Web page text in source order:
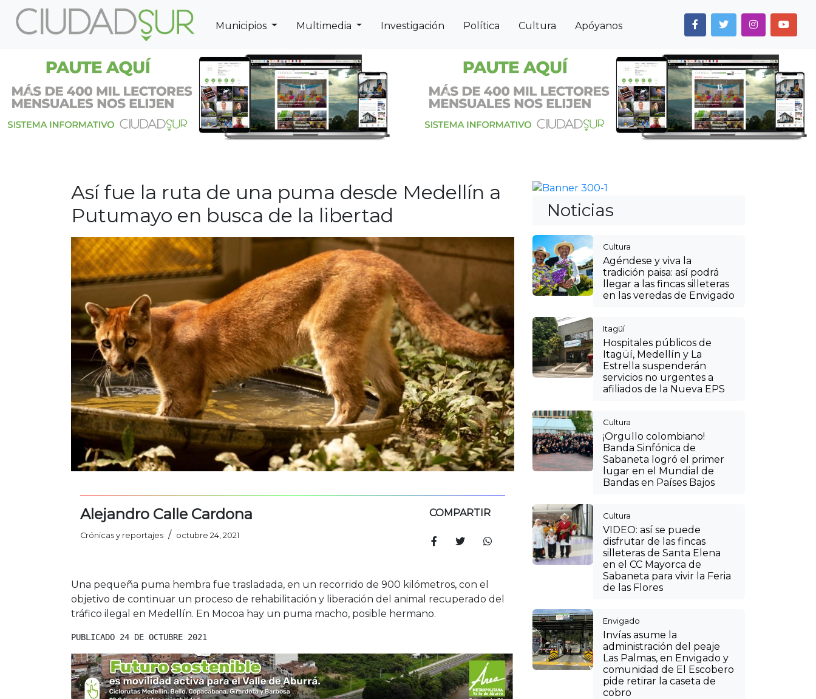
Municipios Multimedia Investigación Política Cultura Apóyanos
Previous Next Previous Next
Así fue la ruta de una puma desde Medellín a
Putumayo en busca de la libertad
Alejandro Calle Cardona
Una pequeña puma hembra fue trasladada, en un recorrido de 900 kilómetros, con el
objetivo de continuar un proceso de rehabilitación y liberación del animal recuperado del
Noticias
Cultura
Agéndese y viva la
tradición paisa: así podrá
llegar a las fincas silleteras
Itagüí
Hospitales públicos de
Itagüí, Medellín y La
Estrella suspenderán
servicios no urgentes a
Cultura
¡Orgullo colombiano!
Banda Sinfónica de
Sabaneta logró el primer
lugar en el Mundial de
Cultura
VIDEO: así se puede
disfrutar de las fincas
silleteras de Santa Elena
en el CC Mayorca de
Sabaneta para vivir la Feria
Envigado
Invías asume la
administración del peaje
Las Palmas, en Envigado y
comunidad de El Escobero
pide retirar la caseta de